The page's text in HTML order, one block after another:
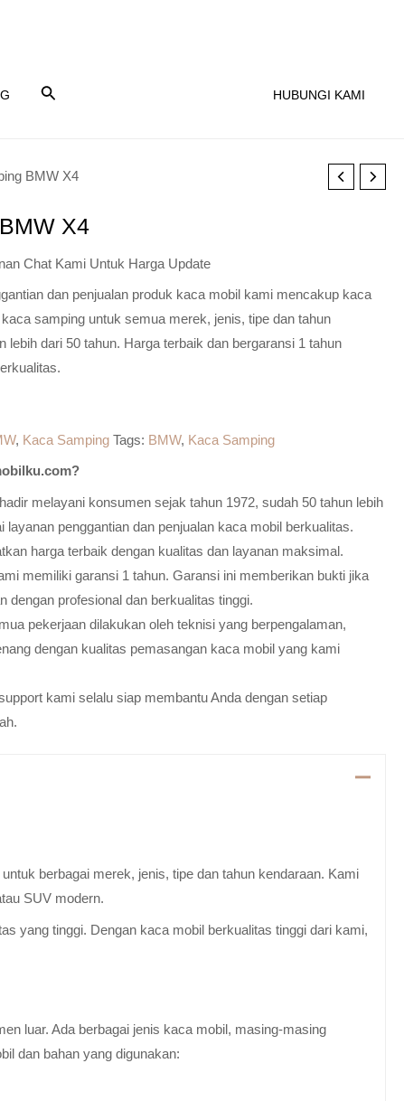
HUBUNGI KAMI
BMW X4
X4
Chat Kami Untuk Harga Update
dan penjualan produk kaca mobil kami mencakup kaca
samping untuk semua merek, jenis, tipe dan tahun
lebih dari 50 tahun. Harga terbaik dan bergaransi 1 tahun
, Kaca Samping Tags: BMW, Kaca Samping
melayani konsumen sejak tahun 1972, sudah 50 tahun lebih
layanan penggantian dan penjualan kaca mobil berkualitas.
harga terbaik dengan kualitas dan layanan maksimal.
memiliki garansi 1 tahun. Garansi ini memberikan bukti jika
dengan profesional dan berkualitas tinggi.
pekerjaan dilakukan oleh teknisi yang berpengalaman,
dengan kualitas pemasangan kaca mobil yang kami
kami selalu siap membantu Anda dengan setiap
berbagai merek, jenis, tipe dan tahun kendaraan. Kami
SUV modern.
yang tinggi. Dengan kaca mobil berkualitas tinggi dari kami,
luar. Ada berbagai jenis kaca mobil, masing-masing
dan bahan yang digunakan: